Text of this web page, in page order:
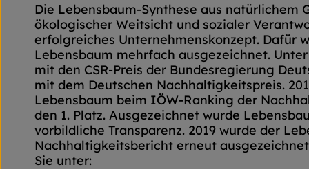
Die Lebensbaum-Synthese aus natürlichem
ökologischer Weitsicht und sozialer
erfolgreiches Unternehmenskonzept. Dafür
Lebensbaum mehrfach ausgezeichnet.
mit den CSR-Preis der Bundesregierung
mit dem Deutschen Nachhaltigkeitspreis.
Lebensbaum beim IÖW-Ranking der
den 1. Platz. Ausgezeichnet wurde
vorbildliche Transparenz. 2019 wurde der
Nachhaltigkeitsbericht erneut
Sie unter: